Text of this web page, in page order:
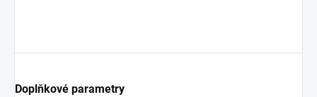
Doplňkové parametry